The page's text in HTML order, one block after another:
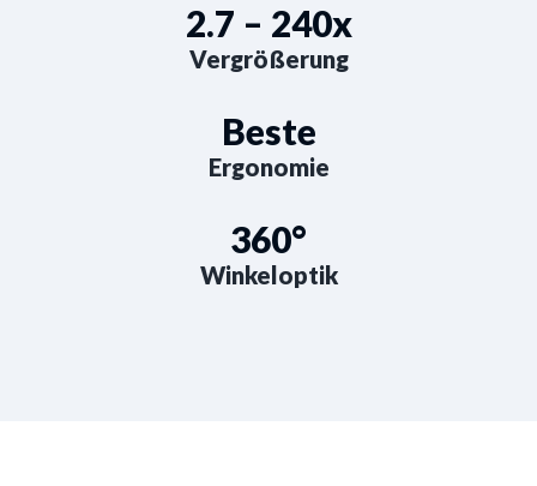
2.7 – 240x
Vergrößerung
Beste
Ergonomie
360°
Winkeloptik